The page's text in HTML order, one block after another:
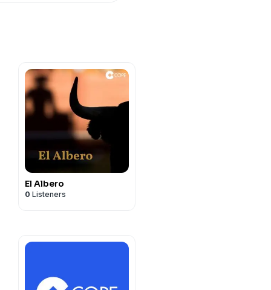
con ella hablamos... En la
de los grandes ...
El Albero
0 Listeners